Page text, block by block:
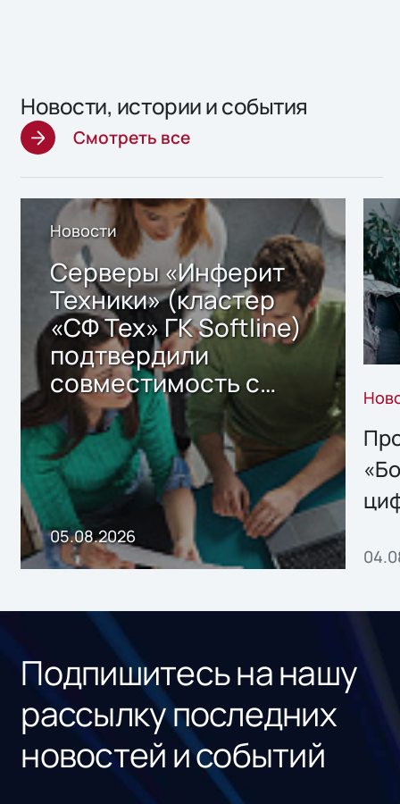
Новости, истории и события
Смотреть все
Новости
Серверы «Инферит
Техники» (кластер
«СФ Тех» ГК Softline)
подтвердили
совместимость с
решением Sharx
Storage 2.x для
хранения данных
05.08.2026
Подпишитесь на нашу
рассылку последних
новостей и событий